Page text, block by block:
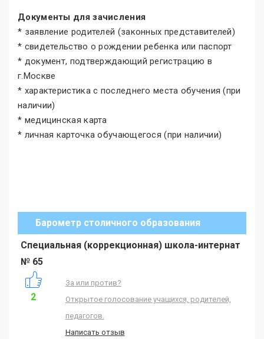
Документы для зачисления
* заявление родителей (законных представителей)
* свидетельство о рождении ребенка или паспорт
* документ, подтверждающий регистрацию в
г.Москве
* характеристика с последнего места обучения (при
наличии)
* медицинская карта
* личная карточка обучающегося (при наличии)
Барометр столичного образования
Специальная (коррекционная) школа-интернат
№ 65
2
За или против?
Открытое голосование учащихся, родителей,
педагогов.
Написать отзыв